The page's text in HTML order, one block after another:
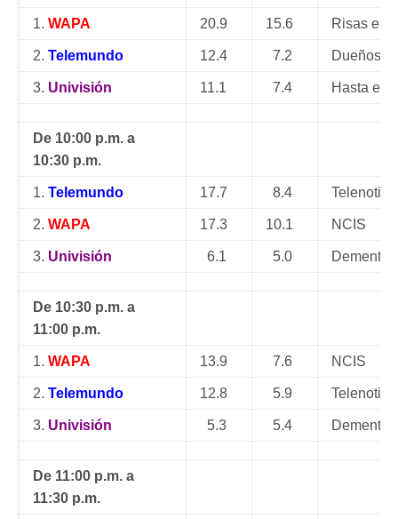
1. WAPA 20.9 15.6 Risas en
2. Telemundo 12.4 7.2 Dueños
3. Univisión 11.1 7.4 Hasta el
De 10:00 p.m. a
10:30 p.m.
1. Telemundo 17.7 8.4
2. WAPA 17.3 10.1 NCIS
3. Univisión 6.1 5.0 Demente
De 10:30 p.m. a
11:00 p.m.
1. WAPA 13.9 7.6 NCIS
2. Telemundo 12.8 5.9
3. Univisión 5.3 5.4 Demente
De 11:00 p.m. a
11:30 p.m.